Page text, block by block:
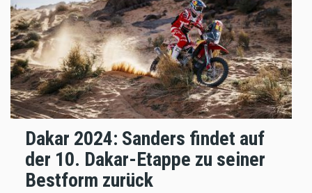
Dakar 2024: Sanders findet auf
der 10. Dakar-Etappe zu seiner
Bestform zurück